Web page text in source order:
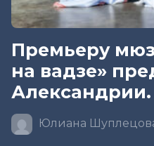
Премьеру
на вадзе»
Александрии.
Юлиана